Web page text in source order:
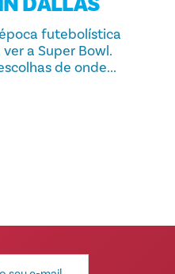
futebolística
a Super Bowl.
de onde...